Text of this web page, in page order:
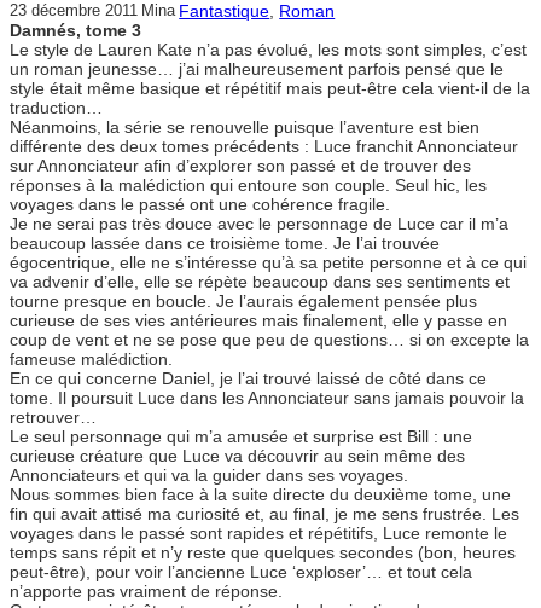
23 décembre 2011 Mina Fantastique, Roman
Damnés, tome 3
Le style de Lauren Kate n’a pas évolué, les mots sont simples, c’est
un roman jeunesse… j’ai malheureusement parfois pensé que le
style était même basique et répétitif mais peut-être cela vient-il de la
traduction…
Néanmoins, la série se renouvelle puisque l’aventure est bien
différente des deux tomes précédents : Luce franchit Annonciateur
sur Annonciateur afin d’explorer son passé et de trouver des
réponses à la malédiction qui entoure son couple. Seul hic, les
voyages dans le passé ont une cohérence fragile.
Je ne serai pas très douce avec le personnage de Luce car il m’a
beaucoup lassée dans ce troisième tome. Je l’ai trouvée
égocentrique, elle ne s’intéresse qu’à sa petite personne et à ce qui
va advenir d’elle, elle se répète beaucoup dans ses sentiments et
tourne presque en boucle. Je l’aurais également pensée plus
curieuse de ses vies antérieures mais finalement, elle y passe en
coup de vent et ne se pose que peu de questions… si on excepte la
fameuse malédiction.
En ce qui concerne Daniel, je l’ai trouvé laissé de côté dans ce
tome. Il poursuit Luce dans les Annonciateur sans jamais pouvoir la
retrouver…
Le seul personnage qui m’a amusée et surprise est Bill : une
curieuse créature que Luce va découvrir au sein même des
Annonciateurs et qui va la guider dans ses voyages.
Nous sommes bien face à la suite directe du deuxième tome, une
fin qui avait attisé ma curiosité et, au final, je me sens frustrée. Les
voyages dans le passé sont rapides et répétitifs, Luce remonte le
temps sans répit et n’y reste que quelques secondes (bon, heures
peut-être), pour voir l’ancienne Luce ‘exploser’… et tout cela
n’apporte pas vraiment de réponse.